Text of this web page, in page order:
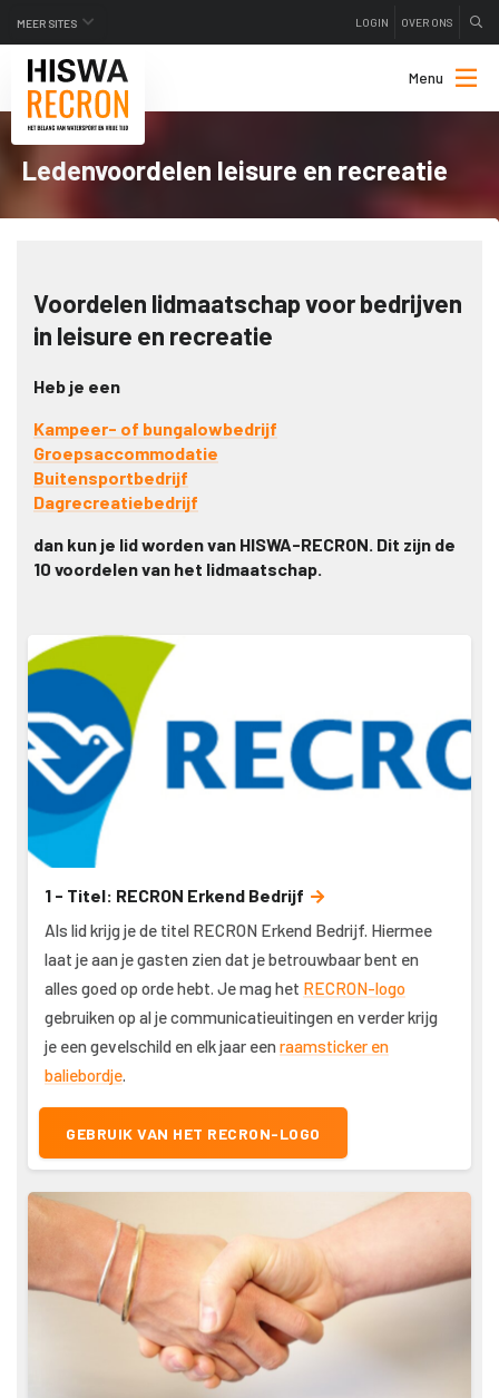
MEER SITES LOGIN OVER ONS
Menu
Ledenvoordelen leisure en recreatie
Voordelen lidmaatschap voor bedrijven
in leisure en recreatie
Heb je een
Kampeer- of bungalowbedrijf
Groepsaccommodatie
Buitensportbedrijf
Dagrecreatiebedrijf
dan kun je lid worden van HISWA-RECRON. Dit zijn de
10 voordelen van het lidmaatschap.
1 - Titel: RECRON Erkend Bedrijf
Als lid krijg je de titel RECRON Erkend Bedrijf. Hiermee
laat je aan je gasten zien dat je betrouwbaar bent en
alles goed op orde hebt. Je mag het RECRON-logo
gebruiken op al je communicatieuitingen en verder krijg
je een gevelschild en elk jaar eenraamsticker en
baliebordje.
GEBRUIK VAN HET RECRON-LOGO